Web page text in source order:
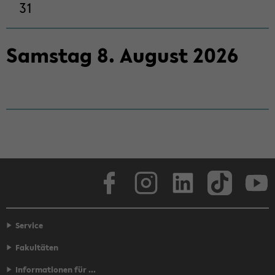
31
Sams­tag 8. Au­gust2026
Face­book
Service
Fakultäten
Informationen für ...